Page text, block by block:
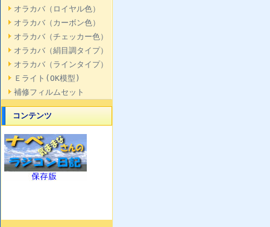
オラカバ（ロイヤル色）
オラカバ（カーボン色）
オラカバ（チェッカー色）
オラカバ（絹目調タイプ）
オラカバ（ラインタイプ）
Ｅライト(OK模型)
補修フィルムセット
コンテンツ